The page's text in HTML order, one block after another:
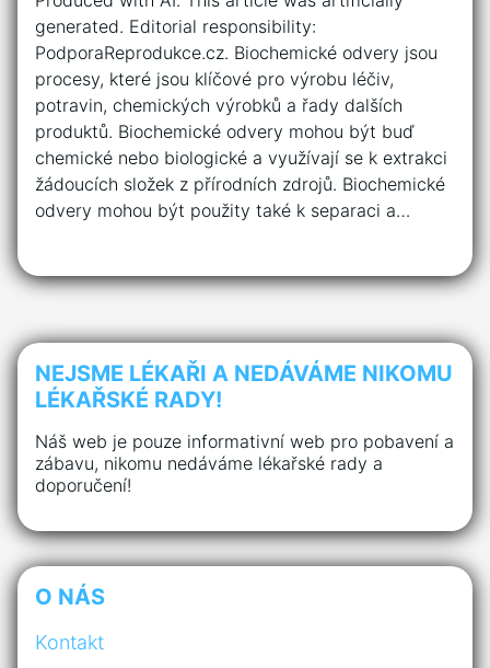
generated. Editorial responsibility:
PodporaReprodukce.cz. Biochemické odvery jsou
procesy, které jsou klíčové pro výrobu léčiv,
potravin, chemických výrobků a řady dalších
produktů. Biochemické odvery mohou být buď
chemické nebo biologické a využívají se k extrakci
žádoucích složek z přírodních zdrojů. Biochemické
odvery mohou být použity také k separaci a…
NEJSME LÉKAŘI A NEDÁVÁME NIKOMU
LÉKAŘSKÉ RADY!
Náš web je pouze informativní web pro pobavení a
zábavu, nikomu nedáváme lékařské rady a
doporučení!
O NÁS
Kontakt